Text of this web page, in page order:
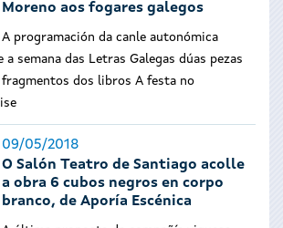
Moreno aos fogares galegos
A programación da canle autonómica
semana das Letras Galegas dúas pezas
dos libros A festa no
09/05/2018
O Salón Teatro de Santiago acolle
a obra 6 cubos negros en corpo
branco, de Aporía Escénica